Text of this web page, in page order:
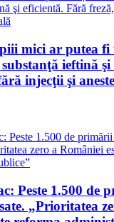
mici ar putea fi
ieftină şi
injecţii şi
Peste 1.500 de
„Prioritatea